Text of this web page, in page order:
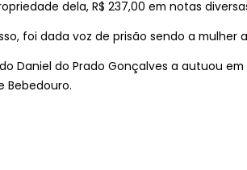
dela, R$ 237,00 em notas
foi dada voz de prisão sendo a mulher
Daniel do Prado Gonçalves a autuou
Bebedouro.